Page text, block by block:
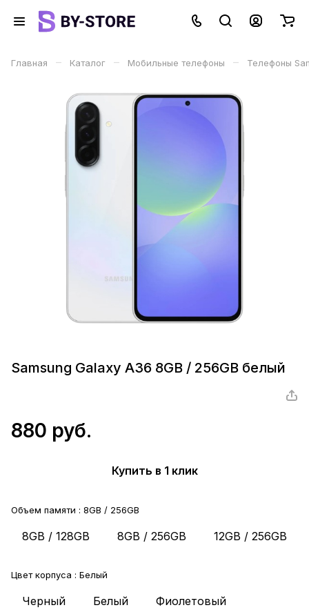
Главная – Каталог – Мобильные телефоны – Телефоны
Samsung Galaxy A36 8GB / 256GB белый
880 руб.
Купить в 1 клик
Объем памяти : 8GB / 256GB
8GB / 128GB 8GB / 256GB 12GB / 256GB
Цвет корпуса : Белый
Черный Белый Фиолетовый